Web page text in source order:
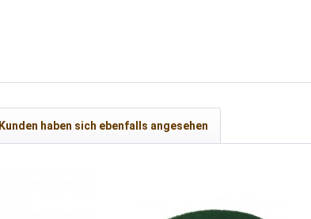
Kunden haben sich ebenfalls angesehen